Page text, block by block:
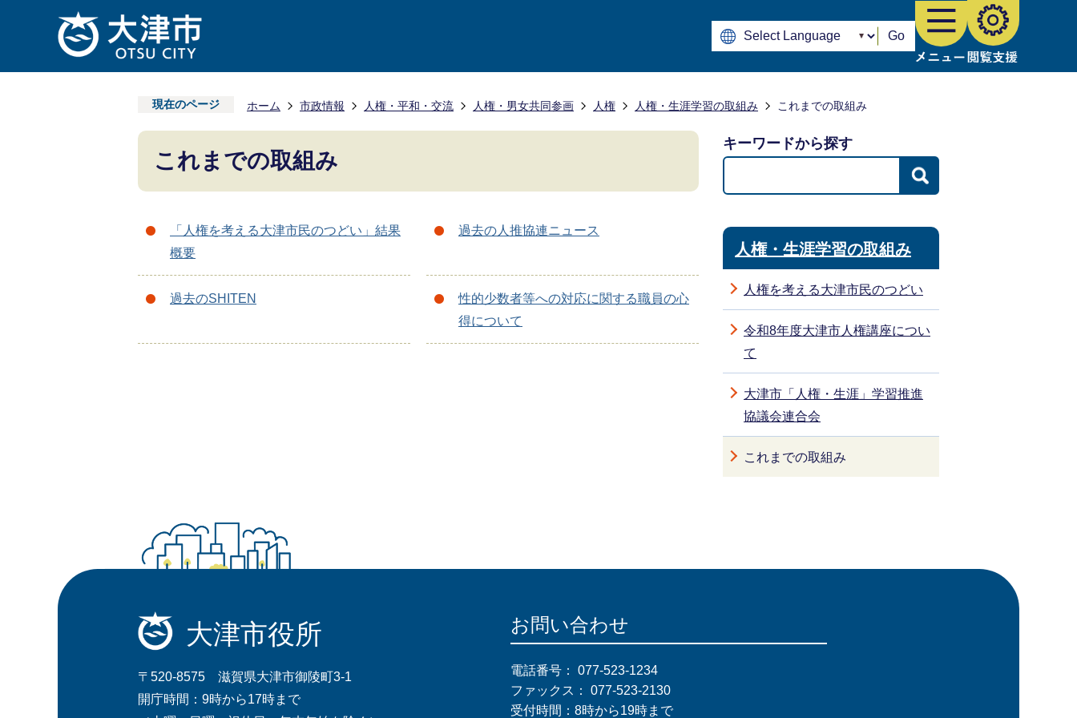
Go
現在のページ ホーム 市政情報 人権・平和・交流 人権・男女共同参画 人権 人権・生涯学習の取組み これまでの取組み
これまでの取組み
「人権を考える大津市民のつどい」結果
概要
過去の人推協連ニュース
過去のSHITEN
性的少数者等への対応に関する職員の心
得について
キーワードから探す
人権・生涯学習の取組み
人権を考える大津市民のつどい
令和8年度大津市人権講座につい
て
大津市「人権・生涯」学習推進
協議会連合会
これまでの取組み
大津市役所
〒520-8575 滋賀県大津市御陵町3-1
開庁時間：9時から17時まで
お問い合わせ
電話番号： 077-523-1234
ファックス： 077-523-2130
受付時間：8時から19時まで